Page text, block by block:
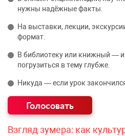
нужны надёжные факты.
На выставки, лекции,
формат.
В библиотеку или книжный —
погрузиться в тему глубже.
Никуда — если урок
Взгляд зумера: как